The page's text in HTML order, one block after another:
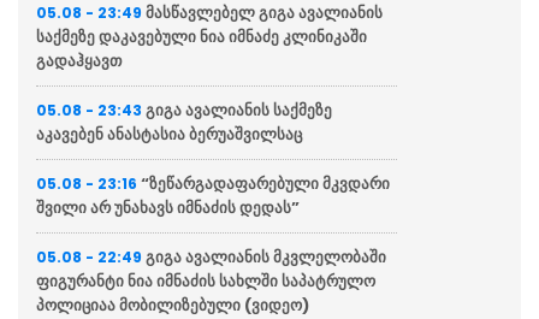
05.08 - 23:49 მასწავლებელ გიგა ავალიანის
საქმეზე დაკავებული ნია იმნაძე კლინიკაში
გადაჰყავთ
05.08 - 23:43 გიგა ავალიანის საქმეზე
აკავებენ ანასტასია ბერუაშვილსაც
05.08 - 23:16 “ზეწარგადაფარებული მკვდარი
შვილი არ უნახავს იმნაძის დედას”
05.08 - 22:49 გიგა ავალიანის მკვლელობაში
ფიგურანტი ნია იმნაძის სახლში საპატრულო
პოლიციაა მობილიზებული (ვიდეო)